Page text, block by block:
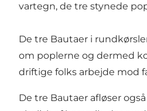
vartegn, de tre stynede
De tre Bautaer i
om poplerne og dermed
driftige folks arbejde mod
De tre Bautaer afløser